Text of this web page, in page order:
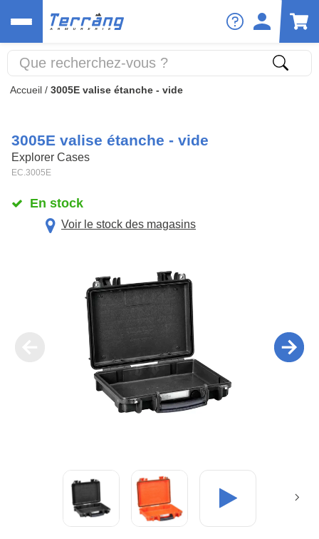
Accueil / 3005E valise étanche - vide
3005E valise étanche - vide
Explorer Cases
EC.3005E
En stock
Voir le stock des magasins